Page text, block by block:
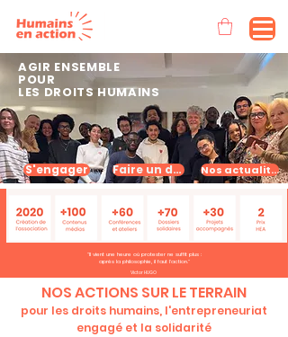
AGIR ENSEMBLE
POUR
LES DROITS HUMAINS
S'engager Faire un don Nos actualités
"Il vient une heure où protester ne suffit plus :
après la philosophie, il faut l'action."
Victor HUGO
NOS ACTIONS SUR LE TERRAIN
pour les droits humains, l'entrepreneuriat
engagé et la solidarité